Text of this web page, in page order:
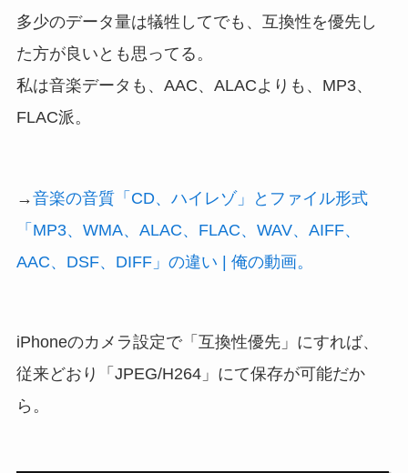
多少のデータ量は犠牲してでも、互換性を優先し
た方が良いとも思ってる。
私は音楽データも、AAC、ALACよりも、MP3、
FLAC派。
→音楽の音質「CD、ハイレゾ」とファイル形式
「MP3、WMA、ALAC、FLAC、WAV、AIFF、
AAC、DSF、DIFF」の違い | 俺の動画。
iPhoneのカメラ設定で「互換性優先」にすれば、
従来どおり「JPEG/H264」にて保存が可能だか
ら。